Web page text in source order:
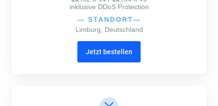
inklusive DDoS Protection
— STANDORT—
Limburg, Deutschland
Jetzt bestellen